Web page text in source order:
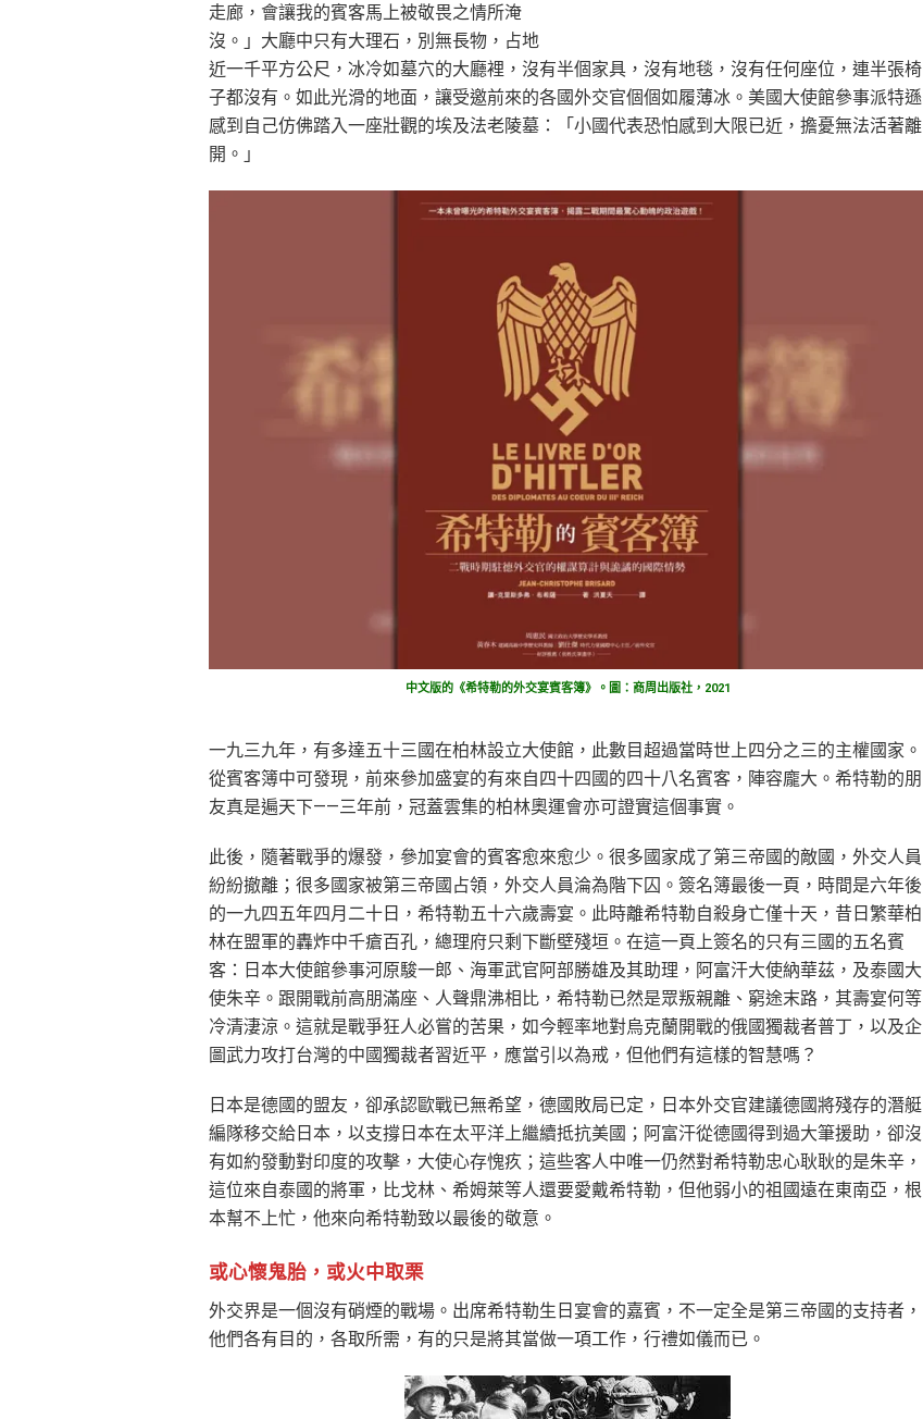
走廊，會讓我的賓客馬上被敬畏之情所淹
沒。」大廳中只有大理石，別無長物，占地
近一千平方公尺，冰冷如墓穴的大廳裡，沒有半個家具，沒有地毯，沒有任何座位，連半張椅
子都沒有。如此光滑的地面，讓受邀前來的各國外交官個個如履薄冰。美國大使館參事派特遜
感到自己仿佛踏入一座壯觀的埃及法老陵墓：「小國代表恐怕感到大限已近，擔憂無法活著離
開。」
中文版的《希特勒的外交宴賓客簿》。圖：商周出版社，2021
一九三九年，有多達五十三國在柏林設立大使館，此數目超過當時世上四分之三的主權國家。
從賓客簿中可發現，前來參加盛宴的有來自四十四國的四十八名賓客，陣容龐大。希特勒的朋
友真是遍天下——三年前，冠蓋雲集的柏林奧運會亦可證實這個事實。
此後，隨著戰爭的爆發，參加宴會的賓客愈來愈少。很多國家成了第三帝國的敵國，外交人員
紛紛撤離；很多國家被第三帝國占領，外交人員淪為階下囚。簽名簿最後一頁，時間是六年後
的一九四五年四月二十日，希特勒五十六歲壽宴。此時離希特勒自殺身亡僅十天，昔日繁華柏
林在盟軍的轟炸中千瘡百孔，總理府只剩下斷壁殘垣。在這一頁上簽名的只有三國的五名賓
客：日本大使館參事河原駿一郎、海軍武官阿部勝雄及其助理，阿富汗大使納華茲，及泰國大
使朱辛。跟開戰前高朋滿座、人聲鼎沸相比，希特勒已然是眾叛親離、窮途末路，其壽宴何等
冷清淒涼。這就是戰爭狂人必嘗的苦果，如今輕率地對烏克蘭開戰的俄國獨裁者普丁，以及企
圖武力攻打台灣的中國獨裁者習近平，應當引以為戒，但他們有這樣的智慧嗎？
日本是德國的盟友，卻承認歐戰已無希望，德國敗局已定，日本外交官建議德國將殘存的潛艇
編隊移交給日本，以支撐日本在太平洋上繼續抵抗美國；阿富汗從德國得到過大筆援助，卻沒
有如約發動對印度的攻擊，大使心存愧疚；這些客人中唯一仍然對希特勒忠心耿耿的是朱辛，
這位來自泰國的將軍，比戈林、希姆萊等人還要愛戴希特勒，但他弱小的祖國遠在東南亞，根
本幫不上忙，他來向希特勒致以最後的敬意。
或心懷鬼胎，或火中取栗
外交界是一個沒有硝煙的戰場。出席希特勒生日宴會的嘉賓，不一定全是第三帝國的支持者，
他們各有目的，各取所需，有的只是將其當做一項工作，行禮如儀而已。